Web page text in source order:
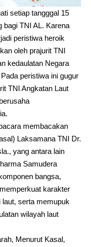
setiap tangggal 15
bagi TNI AL. Karena
peristiwa heroik
oleh prajurit TNI
kedaulatan Negara
peristiwa ini gugur
TNI Angkatan Laut
membacakan
Laksamana TNI Dr.
yang antara lain
Samudera
bangsa,
karakter
laut, serta memupuk
wilayah laut
Menurut Kasal,